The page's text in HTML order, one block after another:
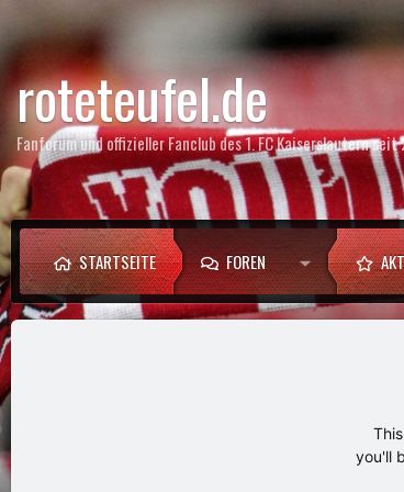
roteteufel.de
Fanforum und offizieller Fanclub des 1. FC Kaiserslautern
STARTSEITE FOREN
you'll